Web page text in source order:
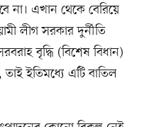
না। এখান থেকে বেরিয়ে
লীগ সরকার দুর্নীতি
বৃদ্ধি (বিশেষ বিধান)
ইতিমধ্যে এটি বাতিল